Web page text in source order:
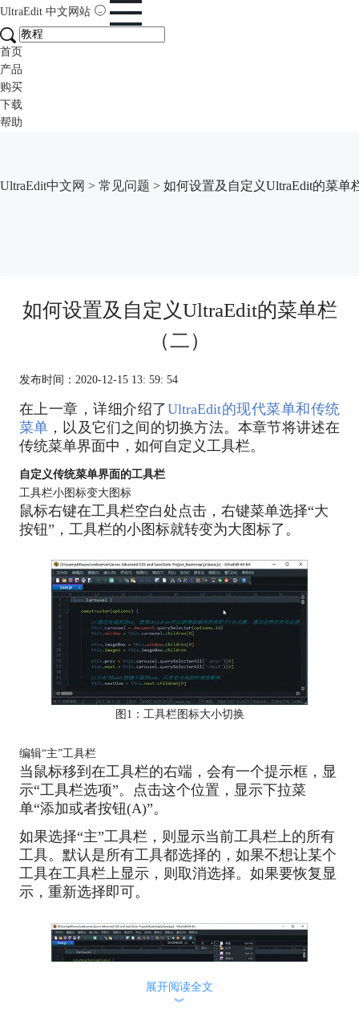
UltraEdit 中文网站
首页
产品
购买
下载
帮助
UltraEdit中文网 > 常见问题 > 如何设置及自定义UltraEdit的菜单
如何设置及自定义UltraEdit的菜单栏
（二）
发布时间：2020-12-15 13: 59: 54
在上一章，详细介绍了UltraEdit的现代菜单和传统
菜单 ，以及它们之间的切换方法。本章节将讲述在
传统菜单界面中，如何自定义工具栏。
自定义传统菜单界面的工具栏
工具栏小图标变大图标
鼠标右键在工具栏空白处点击，右键菜单选择“大
按钮”，工具栏的小图标就转变为大图标了。
图1：工具栏图标大小切换
编辑“主”工具栏
当鼠标移到在工具栏的右端，会有一个提示框，显
示“工具栏选项”。点击这个位置，显示下拉菜
单“添加或者按钮(A)”。
如果选择“主”工具栏，则显示当前工具栏上的所有
工具。默认是所有工具都选择的，如果不想让某个
工具在工具栏上显示，则取消选择。如果要恢复显
示，重新选择即可。
展开阅读全文
︾